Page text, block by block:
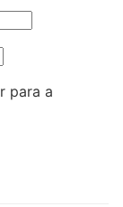
para a